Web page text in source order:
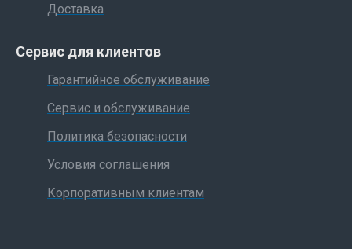
Доставка
Сервис для клиентов
Гарантийное обслуживание
Сервис и обслуживание
Политика безопасности
Условия соглашения
Корпоративным клиентам